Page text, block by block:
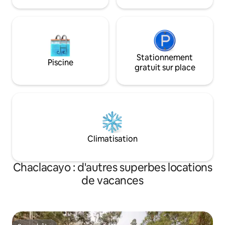
Piscine
Stationnement
gratuit sur place
Climatisation
Chaclacayo : d'autres superbes locations
de vacances